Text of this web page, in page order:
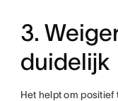
3.
duidelijk
Het helpt om positief